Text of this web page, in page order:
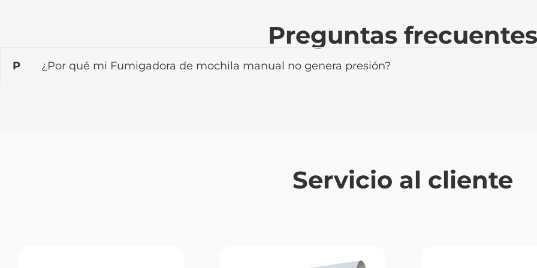
Preguntas frecuentes
P ¿Por qué mi Fumigadora de mochila manual no genera presión?
Servicio al cliente